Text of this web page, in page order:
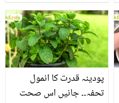
منرلز اور اینٹی آکسیڈنٹس
سے بھرپور اس سبزی کے
فائدے
پودینہ قدرت کا انمول
تحفہ۔۔ جانیں اس صحت